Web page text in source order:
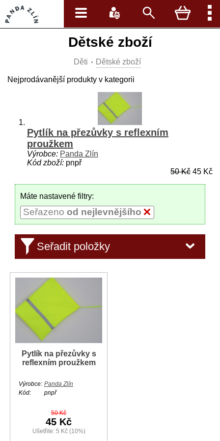
Dětské zboží
Děti Dětské zboží
Nejprodávanější produkty v kategorii
Pytlík na přezůvky s reflexním
proužkem
Výrobce: Panda Zlín
Kód zboží: pnpř
50 Kč 45 Kč
Máte nastavené filtry:
Seřazeno od nejlevnějšího
Seřadit položky
Pytlík na přezůvky s
reflexním proužkem
Výrobce: Panda Zlín
Kód:
pnpř
50 Kč
45 Kč
Ušetřite: 5 Kč (10%)